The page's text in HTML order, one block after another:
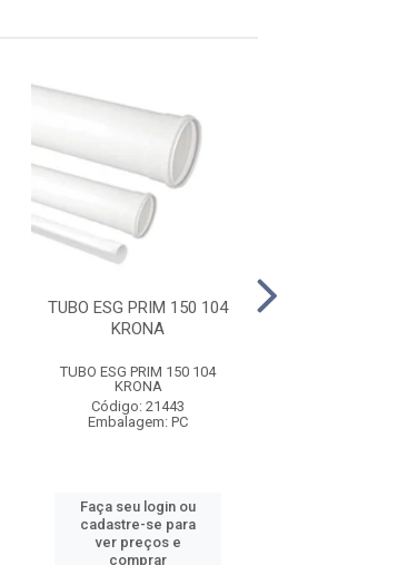
TUBO ESG PRIM 150 104
KRONA
TUBO ESG PRIM 150 104
KRONA
Código: 21443
Embalagem: PC
Faça seu login ou
cadastre-se para
ver preços e
comprar